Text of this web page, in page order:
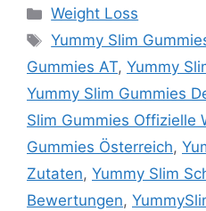
Categories
Weight Loss
Tags
Yummy Slim
Gummies AT, Yummy
Yummy Slim Gummies
Slim Gummies Offizielle
Gummies Österreich,
Zutaten, Yummy Slim
Bewertungen,